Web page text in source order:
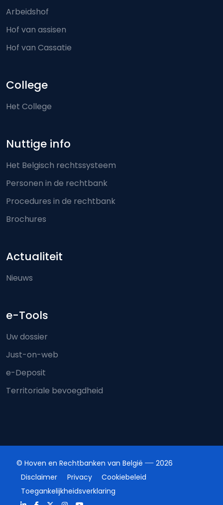
Arbeidshof
Hof van assisen
Hof van Cassatie
College
Het College
Nuttige info
Het Belgisch rechtssysteem
Personen in de rechtbank
Procedures in de rechtbank
Brochures
Actualiteit
Nieuws
e-Tools
Uw dossier
Just-on-web
e-Deposit
Territoriale bevoegdheid
© Hoven en Rechtbanken van België
2026
Disclaimer
Privacy
Cookiebeleid
Toegankelijkheidsverklaring